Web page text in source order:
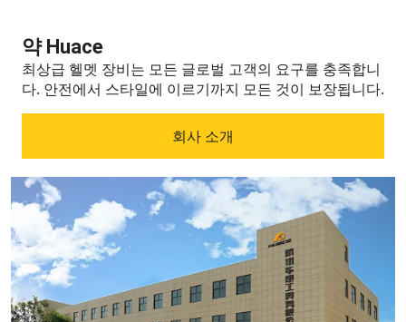
약 Huace
최상급 헬멧 장비는 모든 글로벌 고객의 요구를 충족합니
다. 안전에서 스타일에 이르기까지 모든 것이 보장됩니다.
회사 소개